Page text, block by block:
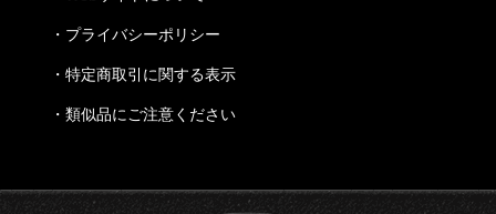
・ プライバシーポリシー
・ 特定商取引に関する表示
・ 類似品にご注意ください